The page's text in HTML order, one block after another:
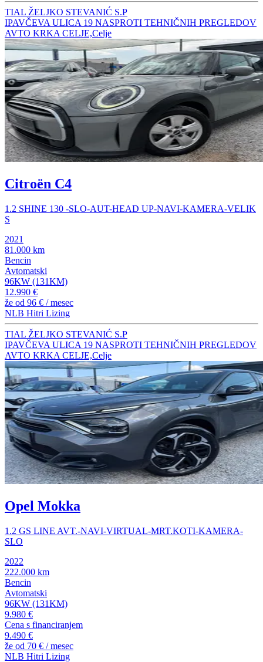
TIAL ŽELJKO STEVANIĆ S.P
IPAVČEVA ULICA 19 NASPROTI TEHNIČNIH PREGLEDOV
AVTO KRKA CELJE,Celje
Citroën C4
1.2 SHINE 130 -SLO-AUT-HEAD UP-NAVI-KAMERA-VELIK
S
2021
81.000 km
Bencin
Avtomatski
96KW (131KM)
12.990 €
že od 96 € / mesec
NLB Hitri Lizing
TIAL ŽELJKO STEVANIĆ S.P
IPAVČEVA ULICA 19 NASPROTI TEHNIČNIH PREGLEDOV
AVTO KRKA CELJE,Celje
Opel Mokka
1.2 GS LINE AVT.-NAVI-VIRTUAL-MRT.KOTI-KAMERA-
SLO
2022
222.000 km
Bencin
Avtomatski
96KW (131KM)
9.980 €
Cena s financiranjem
9.490 €
že od 70 € / mesec
NLB Hitri Lizing